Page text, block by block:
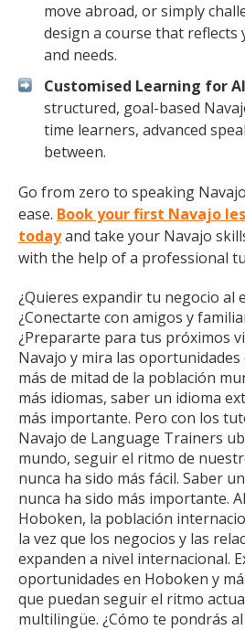
move abroad, or simply
design a course that
and needs.
Customised Learning for
structured, goal-based
time learners, advanced
between.
Go from zero to speaking
ease. Book your first Navajo
todayand take your Navajo
with the help of a professional
¿Quieres expandir tu negocio al
¿Conectarte con amigos y
¿Prepararte para tus próximos
Navajo y mira las oportunidades
más de mitad de la población
más idiomas, saber un idioma
más importante. Pero con los
Navajo de Language Trainers
mundo, seguir el ritmo de
nunca ha sido más fácil. Saber
nunca ha sido más importante.
Hoboken, la población
la vez que los negocios y las
expanden a nivel internacional.
oportunidades en Hoboken y
que puedan seguir el ritmo
multilingüe. ¿Cómo te pondrás